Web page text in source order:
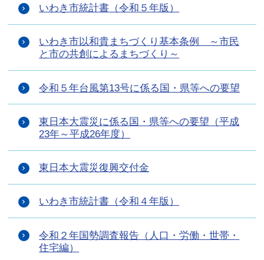
いわき市統計書（令和５年版）
いわき市以和貴まちづくり基本条例 ～市民
と市の共創によるまちづくり～
令和５年台風第13号に係る国・県等への要望
東日本大震災に係る国・県等への要望（平成
23年～平成26年度）
東日本大震災復興交付金
いわき市統計書（令和４年版）
令和２年国勢調査報告（人口・労働・世帯・
住宅編）